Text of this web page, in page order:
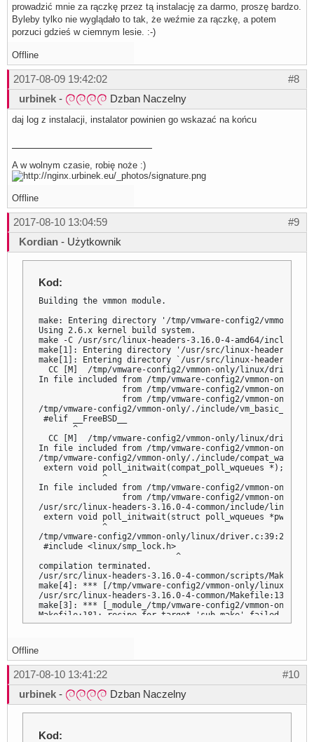
prowadzić mnie za rączkę przez tą instalację za darmo, proszę bardzo.
Byleby tylko nie wyglądało to tak, że weźmie za rączkę, a potem
porzuci gdzieś w ciemnym lesie. :-)
Offline
#8
2017-08-09 19:42:02
urbinek - Dzban Naczelny
daj log z instalacji, instalator powinien go wskazać na końcu
A w wolnym czasie, robię noże :)
Offline
#9
2017-08-10 13:04:59
Kordian - Użytkownik
Kod:
Building the vmmon module.
make: Entering directory '/tmp/vmware-config2/vmmon-
Using 2.6.x kernel build system.
make -C /usr/src/linux-headers-3.16.0-4-amd64/include/..
make[1]: Entering directory '/usr/src/linux-headers-
make[1]: Entering directory `/usr/src/linux-headers-
CC [M]  /tmp/vmware-config2/vmmon-only/linux/
In file included from /tmp/vmware-config2/vmmon-only/./
from /tmp/vmware-config2/vmmon-only/
from /tmp/vmware-config2/vmmon-only/
/tmp/vmware-config2/vmmon-only/./include/
#elif __FreeBSD__
       ^
  CC [M]  /tmp/vmware-config2/vmmon-only/linux/driver.o
In file included from /tmp/vmware-config2/vmmon-only/
/tmp/vmware-config2/vmmon-only/./include/
extern void poll_initwait(compat_poll_wqueues *);
             ^
In file included from /tmp/vmware-config2/vmmon-only/./
from /tmp/vmware-config2/vmmon-only/
/usr/src/linux-headers-3.16.0-4-common/include/linux/
extern void poll_initwait(struct poll_wqueues *pwq);
             ^
/tmp/vmware-config2/vmmon-only/linux/
#include <linux/smp_lock.h>
                            ^
compilation terminated.
/usr/src/linux-headers-3.16.0-4-common/scripts/
make[4]: *** [/tmp/vmware-config2/vmmon-only/linux/
/usr/src/linux-headers-3.16.0-4-common/Makefile:1353:
make[3]: *** [_module_/tmp/vmware-config2/vmmon-only]
Makefile:181: recipe for target 'sub-make' failed
make[2]: *** [sub-make] Error 2
Makefile:101: recipe for target 'vmmon.ko' failed
make: *** [vmmon.ko] Error 2
make: Leaving directory '/tmp/vmware-config2/vmmon-only'
Unable to build the vmmon module.
For more information on how to troubleshoot module-
"http://www.vmware.com/go/unsup-linux-tools".
Offline
#10
2017-08-10 13:41:22
urbinek - Dzban Naczelny
Kod: